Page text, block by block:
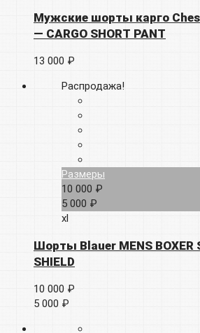
Мужские шорты карго
— CARGO SHORT PANT
13 000 ₽
Распродажа!
Размеры
10 000 ₽
5 000 ₽
xl
Шорты Blauer MENS BOXER
SHIELD
10 000 ₽
5 000 ₽